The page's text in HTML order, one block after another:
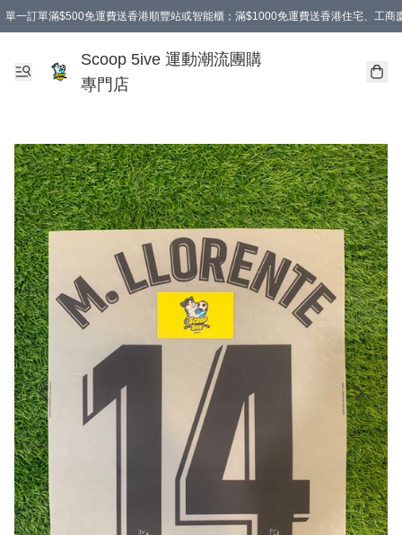
單一訂單滿$500免運費送香港順豐站或智能櫃；滿$1000免運費送香港住宅、工商
Scoop 5ive 運動潮流團購
專門店